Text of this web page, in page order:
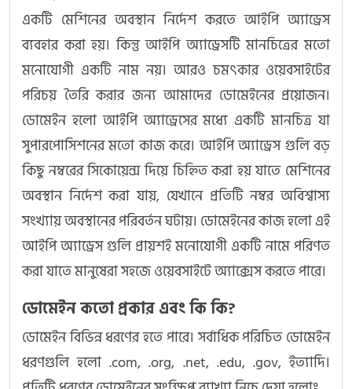
একটি মেশিনের অবস্থান নির্দেশ করতে আইপি অ্যাড্রেস
ব্যবহার করা হয়। কিন্তু আইপি অ্যাড্রেসটি মানচিত্রের মতো
মনোযোগী একটি নাম নয়। আরও চমৎকার ওয়েবসাইটের
পরিচয় তৈরি করার জন্য আমাদের ডোমেইনের প্রয়োজন।
ডোমেইন হলো আইপি অ্যাড্রেসের মধ্যে একটি মানচিত্র যা
সুপারপোসিশনের মতো কাজ করে। আইপি অ্যাড্রেস গুলি বড়
কিছু নম্বরের সিকোয়েন্স দিয়ে চিহ্নিত করা হয় যাতে মেশিনের
অবস্থান নির্দেশ করা যায়, যেখানে প্রতিটি নম্বর অবিশ্বাস্য
সংখ্যায় অবস্থানের পরিবর্তন ঘটায়। ডোমেইনের কাজ হলো এই
আইপি অ্যাড্রেস গুলি প্রায়শই মনোযোগী একটি নামে পরিণত
করা যাতে মানুষেরা সহজে ওয়েবসাইটে অ্যাক্সেস করতে পারে।
ডোমেইন কতো প্রকার এবং কি কি?
ডোমেইন বিভিন্ন ধরণের হতে পারে। সর্বাধিক পরিচিত ডোমেইন
ধরণগুলি হলো .com, .org, .net, .edu, .gov, ইত্যাদি।